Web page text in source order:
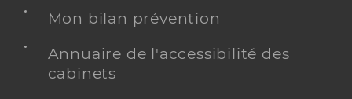
Mon bilan prévention
Annuaire de l'accessibilité des
cabinets